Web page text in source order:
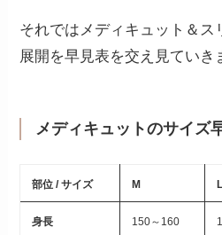
それではメディキュット＆ス
展開を早見表を交え見ていき
メディキュットのサイズ
部位 / サイズ M L
身長 150～160